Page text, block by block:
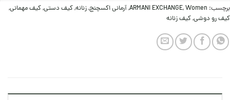
برچسب:
ARMANI EXCHANGE,Women
,آرمانی اکسچنج,زنانه,کيف دستی,کيف مهمانی,
کیف رو دوشی,کیف زنانه